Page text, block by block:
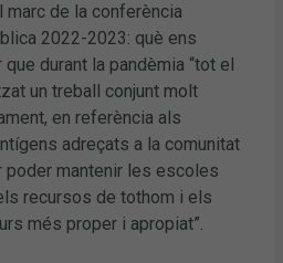
de la conferència
2022-2023: què ens
durant la pandèmia “tot el
un treball conjunt molt
en referència als
adreçats a la comunitat
poder mantenir les escoles
recursos de tothom i els
més proper i apropiat”.